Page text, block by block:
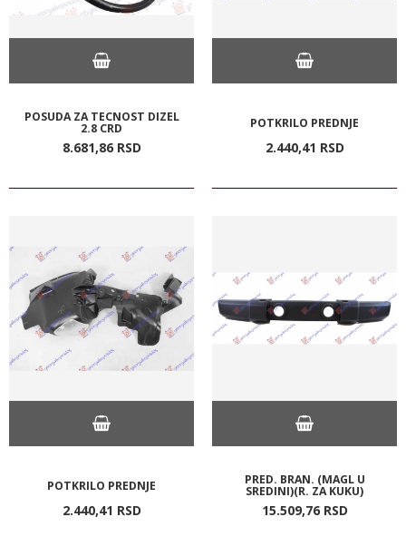
POSUDA ZA TECNOST DIZEL
2.8 CRD
8.681,86 RSD
POTKRILO PREDNJE
2.440,41 RSD
POTKRILO PREDNJE
2.440,41 RSD
PRED. BRAN. (MAGL U
SREDINI)(R. ZA KUKU)
15.509,76 RSD